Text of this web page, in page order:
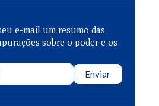
e-mail um resumo das
sobre o poder e os
Enviar